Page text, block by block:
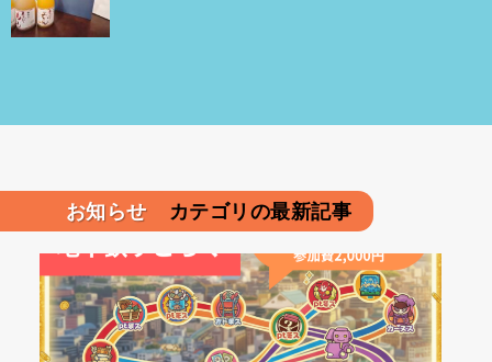
お知らせ カテゴリの最新記事